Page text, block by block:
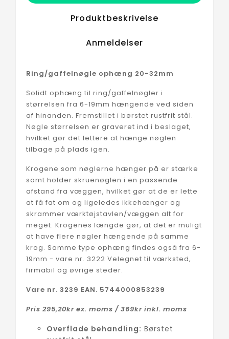
Produktbeskrivelse
Anmeldelser
Ring/gaffelnøgle ophæng 20-32mm
Solidt ophæng til ring/gaffelnøgler i
størrelsen fra 6-19mm hængende ved siden
af hinanden. Fremstillet i børstet rustfrit stål.
Nøgle størrelsen er graveret ind i beslaget,
hvilket gør det lettere at hænge nøglen
tilbage på plads igen.
Krogene som nøglerne hænger på er stærke
samt holder skruenøglen i en passende
afstand fra væggen, hvilket gør at de er lette
at få fat om og ligeledes ikkehænger og
skrammer værktøjstavlen/væggen alt for
meget. Krogenes længde gør, at det er muligt
at have flere nøgler hængende på samme
krog. Samme type ophæng findes også fra 6-
19mm - vare nr. 3222 Velegnet til værksted,
firmabil og øvrige steder.
Vare nr. 3239 EAN. 5744000853239
Pris 295,20kr ex. moms / 369kr inkl. moms
Overflade behandling: Børstet